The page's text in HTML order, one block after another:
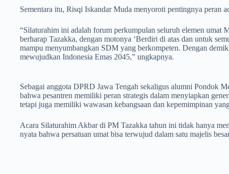
Sementara itu, Risqi Iskandar Muda menyoroti pentingnya peran
“Silaturahim ini adalah forum perkumpulan seluruh elemen umat
berharap Tazakka, dengan motonya ‘Berdiri di atas dan untuk
mampu menyumbangkan SDM yang berkompeten. Dengan
mewujudkan Indonesia Emas 2045,” ungkapnya.
Sebagai anggota DPRD Jawa Tengah sekaligus alumni Pondok
bahwa pesantren memiliki peran strategis dalam menyiapkan
tetapi juga memiliki wawasan kebangsaan dan kepemimpinan
Acara Silaturahim Akbar di PM Tazakka tahun ini tidak hanya
nyata bahwa persatuan umat bisa terwujud dalam satu majelis